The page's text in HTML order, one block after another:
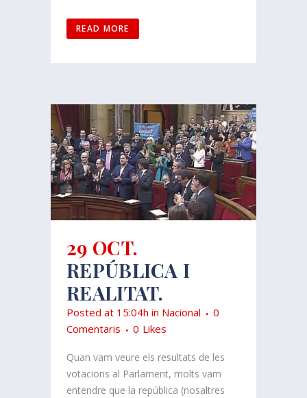
READ MORE
29 OCT.
REPÚBLICA I
REALITAT.
Posted at 15:04h in Nacional
0
Comentaris
0 Likes
Quan vam veure els resultats de les
votacions al Parlament, molts vam
entendre que la república (nosaltres